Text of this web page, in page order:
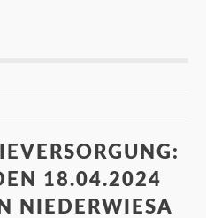
18.04.2024
NIEDERWIESA